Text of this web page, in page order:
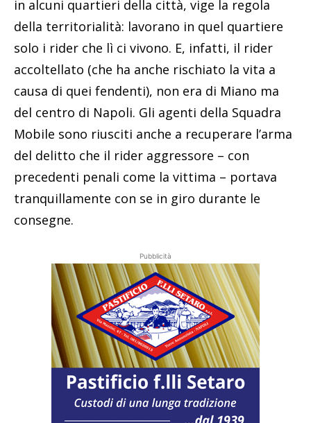
in alcuni quartieri della città, vige la regola
della territorialità: lavorano in quel quartiere
solo i rider che lì ci vivono. E, infatti, il rider
accoltellato (che ha anche rischiato la vita a
causa di quei fendenti), non era di Miano ma
del centro di Napoli. Gli agenti della Squadra
Mobile sono riusciti anche a recuperare l’arma
del delitto che il rider aggressore – con
precedenti penali come la vittima – portava
tranquillamente con se in giro durante le
consegne.
Pubblicità